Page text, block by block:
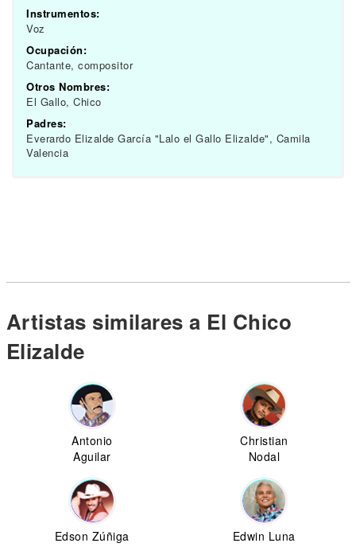
Instrumentos:
Voz
Ocupación:
Cantante, compositor
Otros Nombres:
El Gallo, Chico
Padres:
Everardo Elizalde García "Lalo el Gallo Elizalde", Camila
Valencia
Artistas similares a El Chico
Elizalde
Antonio
Aguilar
Christian
Nodal
Edson Zúñiga Edwin Luna